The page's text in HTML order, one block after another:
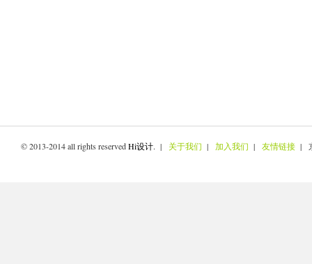
© 2013-2014 all rights reservedHi设计. | 关于我们 | 加入我们 | 友情链接 |